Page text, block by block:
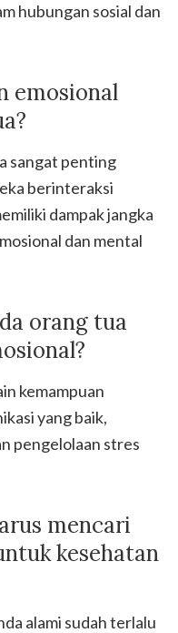
hubungan sosial dan
emosional
sangat penting
berinteraksi
dampak jangka
dan mental
orang tua
kemampuan
yang baik,
pengelolaan stres
mencari
kesehatan
alami sudah terlalu